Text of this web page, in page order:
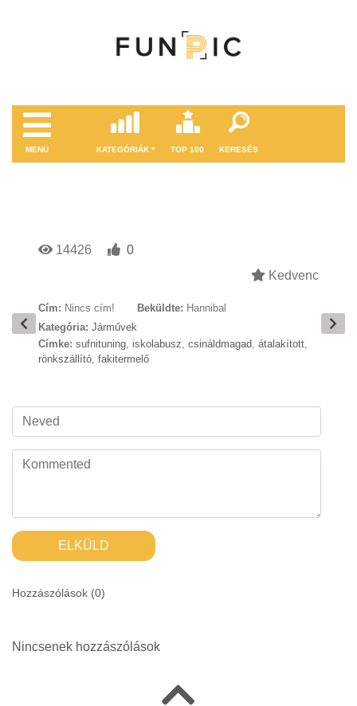
MENÜ KATEGÓRIÁK TOP 100 KERESÉS
14426
0
Kedvenc
Cím: Nincs cím! Beküldte: Hannibal
Kategória: Járművek
Címke: sufnituning, iskolabusz, csináldmagad, átalakított,
rönkszállító, fakitermelő
ELKÜLD
Hozzászólások (0)
Nincsenek hozzászólások